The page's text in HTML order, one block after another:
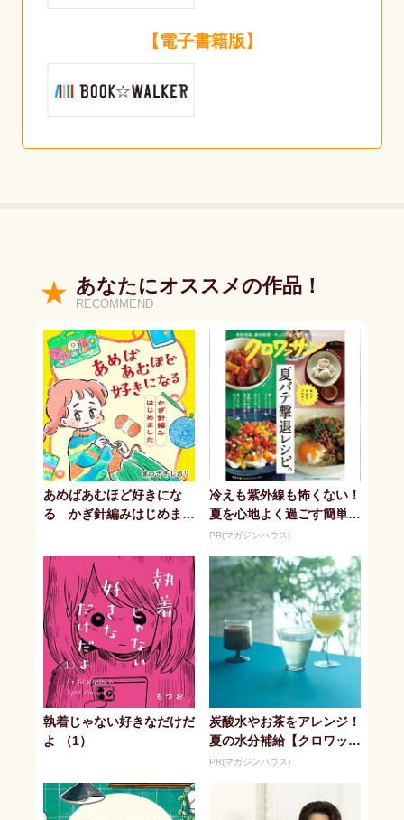
【電子書籍版】
あなたにオススメの作品！
RECOMMEND
あめばあむほど好きにな
る かぎ針編みはじめまし
冷えも紫外線も怖くない！
夏を心地よく過ごす簡単レ
シピ
PR(マガジンハウス)
執着じゃない好きなだけだ
よ （1）
炭酸水やお茶をアレンジ！
夏の水分補給【クロワッサ
ン】
PR(マガジンハウス)